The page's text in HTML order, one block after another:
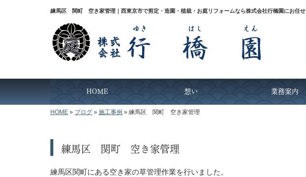
練馬区 関町 空き家管理｜西東京市で剪定・造園・植栽・お庭リフォームなら株式会社行橋園にお任せ
HOME 想い 業務案内
HOME » ブログ » 施工事例 » 練馬区 関町 空き家管理
練馬区 関町 空き家管理
練馬区関町にある空き家の草管理作業を行いました。